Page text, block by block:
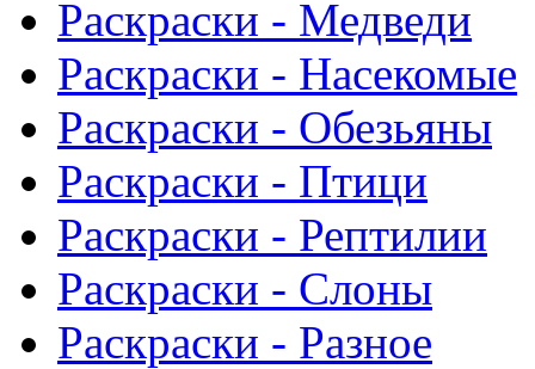
Раскраски - Медведи
Раскраски - Насекомые
Раскраски - Обезьяны
Раскраски - Птици
Раскраски - Рептилии
Раскраски - Слоны
Раскраски - Разное